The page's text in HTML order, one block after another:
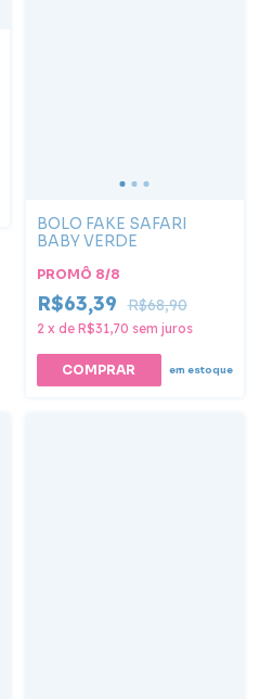
BOLO FAKE SAFARI
BABY VERDE
PROMÔ 8/8
R$63,39 R$68,90
2 x de R$31,70 sem juros
em estoque